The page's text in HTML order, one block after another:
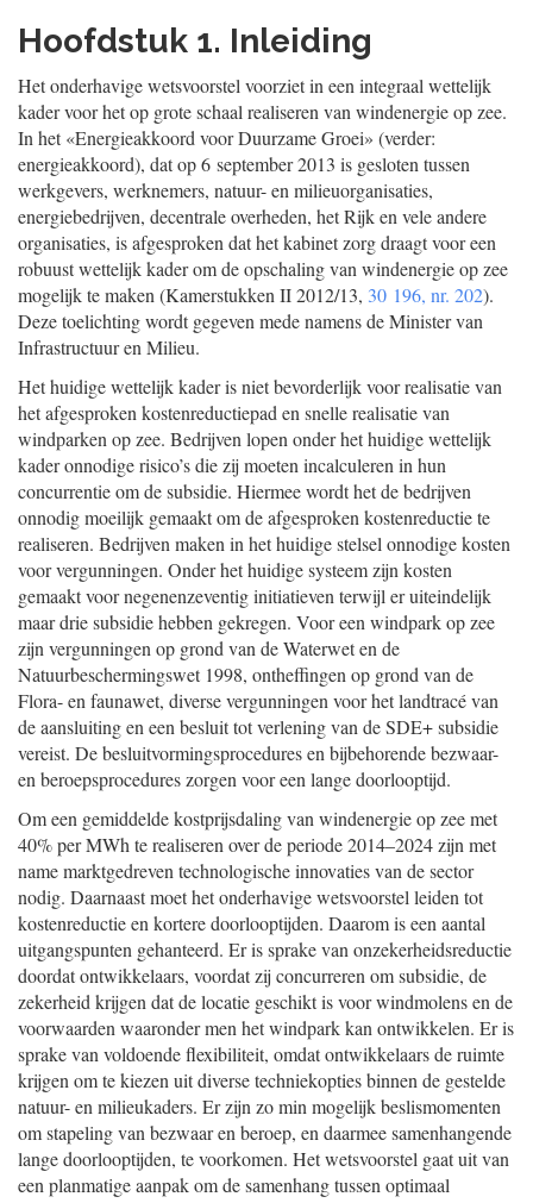
Hoofdstuk 1. Inleiding
Het onderhavige wetsvoorstel voorziet in een integraal wettelijk
kader voor het op grote schaal realiseren van windenergie op zee.
In het «Energieakkoord voor Duurzame Groei» (verder:
energieakkoord), dat op 6 september 2013 is gesloten tussen
werkgevers, werknemers, natuur- en milieuorganisaties,
energiebedrijven, decentrale overheden, het Rijk en vele andere
organisaties, is afgesproken dat het kabinet zorg draagt voor een
robuust wettelijk kader om de opschaling van windenergie op zee
mogelijk te maken (Kamerstukken II 2012/13, 30 196, nr. 202).
Deze toelichting wordt gegeven mede namens de Minister van
Infrastructuur en Milieu.
Het huidige wettelijk kader is niet bevorderlijk voor realisatie van
het afgesproken kostenreductiepad en snelle realisatie van
windparken op zee. Bedrijven lopen onder het huidige wettelijk
kader onnodige risico’s die zij moeten incalculeren in hun
concurrentie om de subsidie. Hiermee wordt het de bedrijven
onnodig moeilijk gemaakt om de afgesproken kostenreductie te
realiseren. Bedrijven maken in het huidige stelsel onnodige kosten
voor vergunningen. Onder het huidige systeem zijn kosten
gemaakt voor negenenzeventig initiatieven terwijl er uiteindelijk
maar drie subsidie hebben gekregen. Voor een windpark op zee
zijn vergunningen op grond van de Waterwet en de
Natuurbeschermingswet 1998, ontheffingen op grond van de
Flora- en faunawet, diverse vergunningen voor het landtracé van
de aansluiting en een besluit tot verlening van de SDE+ subsidie
vereist. De besluitvormingsprocedures en bijbehorende bezwaar-
en beroepsprocedures zorgen voor een lange doorlooptijd.
Om een gemiddelde kostprijsdaling van windenergie op zee met
40% per MWh te realiseren over de periode 2014–2024 zijn met
name marktgedreven technologische innovaties van de sector
nodig. Daarnaast moet het onderhavige wetsvoorstel leiden tot
kostenreductie en kortere doorlooptijden. Daarom is een aantal
uitgangspunten gehanteerd. Er is sprake van onzekerheidsreductie
doordat ontwikkelaars, voordat zij concurreren om subsidie, de
zekerheid krijgen dat de locatie geschikt is voor windmolens en de
voorwaarden waaronder men het windpark kan ontwikkelen. Er is
sprake van voldoende flexibiliteit, omdat ontwikkelaars de ruimte
krijgen om te kiezen uit diverse techniekopties binnen de gestelde
natuur- en milieukaders. Er zijn zo min mogelijk beslismomenten
om stapeling van bezwaar en beroep, en daarmee samenhangende
lange doorlooptijden, te voorkomen. Het wetsvoorstel gaat uit van
een planmatige aanpak om de samenhang tussen optimaal